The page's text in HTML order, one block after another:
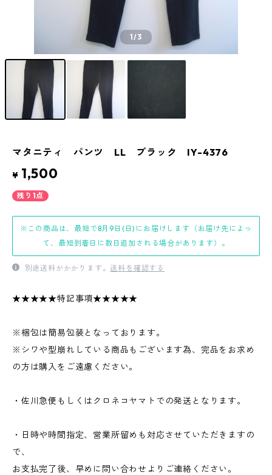
1/3
マタニティ パンツ LL ブラック IY-4376
¥ 1,500
残り1点
※この商品は、最短で8月9日(日)にお届けします（お届け先によっ
て、最短到着日に数日追加される場合があります）。
別途送料がかかります。送料を確認する
★★★★★特記事項★★★★★
※梱包は簡易包装となっております。
※シワや型崩れしている商品もございます為、完品をお求め
の方は購入をご遠慮ください。
・佐川急便もしくはクロネコヤマトでの発送となります。
・日時や時間指定、営業所留めも対応させていただきますの
で、
お支払完了後、早めに問い合わせよりご連絡ください。